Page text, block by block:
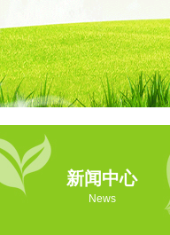
新闻中心
News